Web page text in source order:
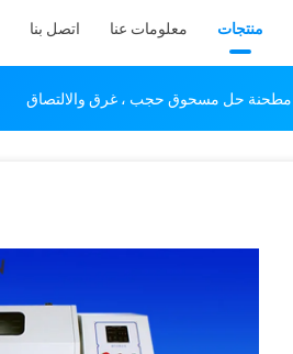
منتجات معلومات عنا اتصل بنا